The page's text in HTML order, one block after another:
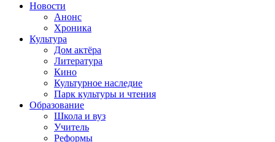
Новости
Анонс
Хроника
Культура
Дом актёра
Литература
Кино
Культурное наследие
Парк культуры и чтения
Образование
Школа и вуз
Учитель
Реформы